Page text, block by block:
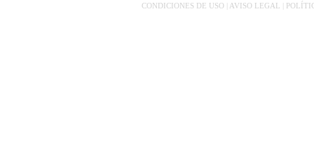
CONDICIONES DE USO | AVISO LEGAL |